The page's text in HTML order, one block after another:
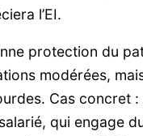
l’EI.
protection du
modérées,
Cas concret :
qui engage